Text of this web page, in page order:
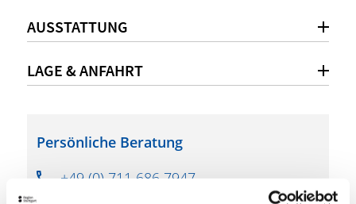
AUSSTATTUNG
LAGE & ANFAHRT
Persönliche Beratung
+49 (0) 711 686 7947